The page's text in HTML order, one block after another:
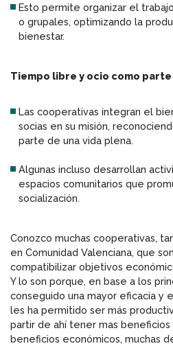
Esto permite organizar el
o grupales, optimizando la
bienestar.
Tiempo libre y ocio como
Las cooperativas integran el
socias en su misión,
parte de una vida plena.
Algunas incluso desarrollan
espacios comunitarios que
socialización.
Conozco muchas cooperativas,
en Comunidad Valenciana, que
compatibilizar objetivos
Y lo son porque, en base a los
conseguido una mayor eficacia y
les ha permitido ser más
partir de ahí tener mas beneficios
beneficios económicos, muchas